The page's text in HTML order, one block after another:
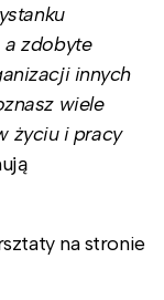
a zdobyte
innych
wiele
życiu i pracy
na stronie